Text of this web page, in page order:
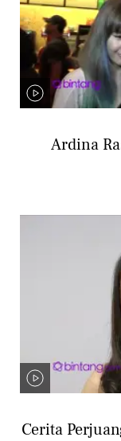
Ardina
Cerita